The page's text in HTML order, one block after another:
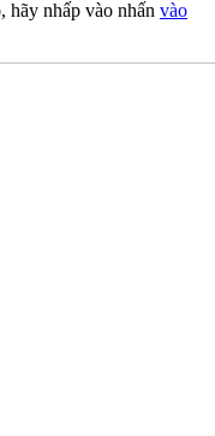
hãy nhấp vào nhấn vào